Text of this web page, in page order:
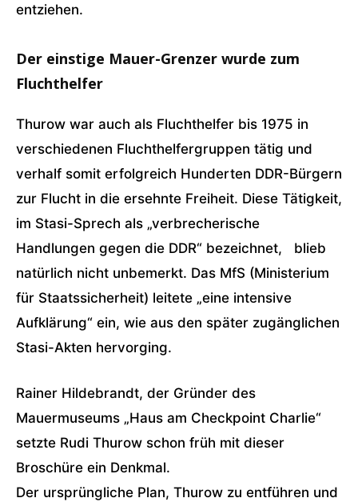
entziehen.
Der einstige Mauer-Grenzer wurde zum
Fluchthelfer
Thurow war auch als Fluchthelfer bis 1975 in
verschiedenen Fluchthelfergruppen tätig und
verhalf somit erfolgreich Hunderten DDR-Bürgern
zur Flucht in die ersehnte Freiheit. Diese Tätigkeit,
im Stasi-Sprech als „verbrecherische
Handlungen gegen die DDR“ bezeichnet, blieb
natürlich nicht unbemerkt. Das MfS (Ministerium
für Staatssicherheit) leitete „eine intensive
Aufklärung“ ein, wie aus den später zugänglichen
Stasi-Akten hervorging.
Rainer Hildebrandt, der Gründer des
Mauermuseums „Haus am Checkpoint Charlie“
setzte Rudi Thurow schon früh mit dieser
Broschüre ein Denkmal.
Der ursprüngliche Plan, Thurow zu entführen und